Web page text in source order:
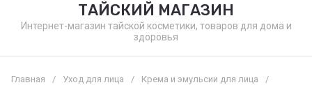
ТАЙСКИЙ МАГАЗИН
Интернет-магазин тайской косметики, товаров для дома и
здоровья
Главная / Уход для лица / Крема и эмульсии для лица
/